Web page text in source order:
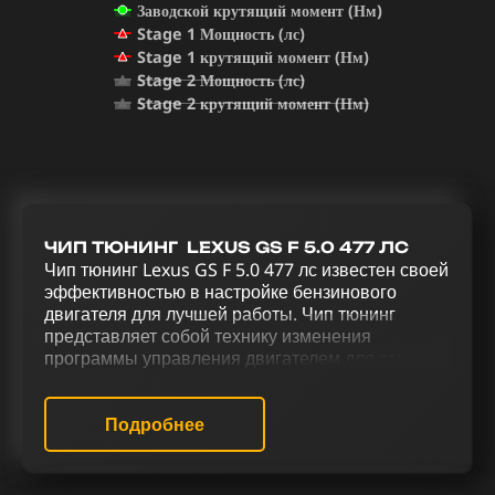
Заводской крутящий момент (Нм)
Stage 1 Мощность (лс)
Stage 1 крутящий момент (Нм)
Stage 2 Мощность (лс)
Stage 2 крутящий момент (Нм)
ЧИП ТЮНИНГ LEXUS GS F 5.0 477 ЛС
Чип тюнинг Lexus GS F 5.0 477 лс известен своей
эффективностью в настройке бензинового
двигателя для лучшей работы. Чип тюнинг
представляет собой технику изменения
программы управления двигателем для его
улучшение управления Lexus GS F 5.0 477 лс
достигается благодаря тюнинговому комплексу,
который предусматривает чип тюнинг (stage 1 и
Подробнее